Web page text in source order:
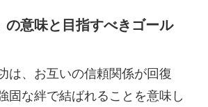
の意味と目指すべきゴール
は、お互いの信頼関係が回復
固な絆で結ばれることを意味し